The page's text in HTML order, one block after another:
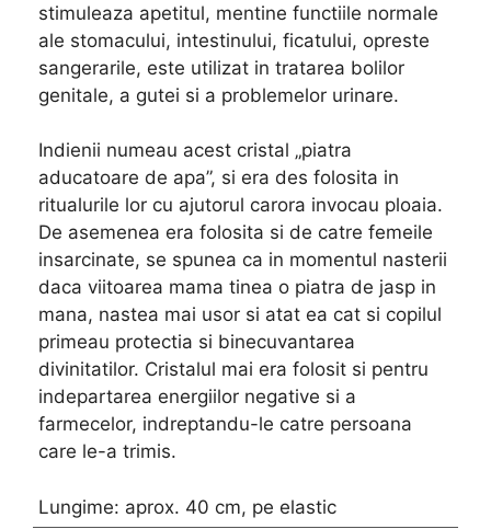
stimuleaza apetitul, mentine functiile normale
ale stomacului, intestinului, ficatului, opreste
sangerarile, este utilizat in tratarea bolilor
genitale, a gutei si a problemelor urinare.
Indienii numeau acest cristal „piatra
aducatoare de apa”, si era des folosita in
ritualurile lor cu ajutorul carora invocau ploaia.
De asemenea era folosita si de catre femeile
insarcinate, se spunea ca in momentul nasterii
daca viitoarea mama tinea o piatra de jasp in
mana, nastea mai usor si atat ea cat si copilul
primeau protectia si binecuvantarea
divinitatilor. Cristalul mai era folosit si pentru
indepartarea energiilor negative si a
farmecelor, indreptandu-le catre persoana
care le-a trimis.
Lungime: aprox. 40 cm, pe elastic